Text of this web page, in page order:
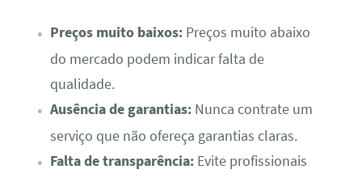
Preços muito baixos:Preços muito abaixo
do mercado podem indicar falta de
qualidade.
Ausência de garantias:Nunca contrate um
serviço que não ofereça garantias claras.
Falta de transparência:Evite profissionais